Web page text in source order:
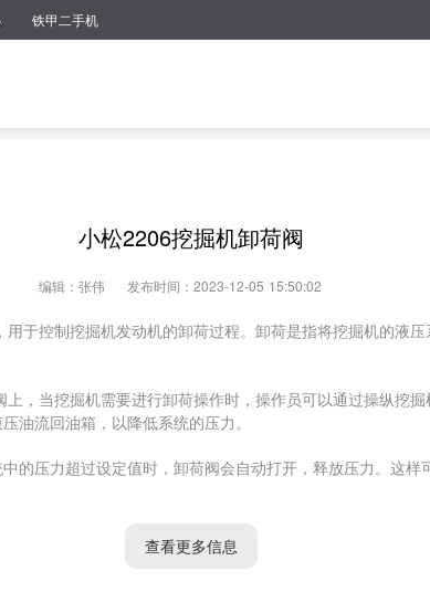
铁甲二手机
小松2206挖掘机卸荷阀
编辑：张伟 发布时间：2023-12-05 15:50:02
于控制挖掘机发动机的卸荷过程。卸荷是指将挖掘机的液
，当挖掘机需要进行卸荷操作时，操作员可以通过操纵挖
油流回油箱，以降低系统的压力。
的压力超过设定值时，卸荷阀会自动打开，释放压力。这
过载阀和溢流阀，它们都起到保护液压系统安全的作用。
查看更多信息